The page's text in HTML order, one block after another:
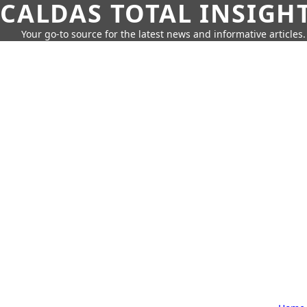
CALDAS TOTAL
Your go-to source for the latest news and informative articles.